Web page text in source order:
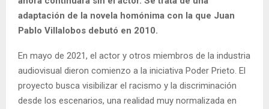
adaptación de la novela homónima con la que Juan
Pablo Villalobos debutó en 2010.
En mayo de 2021, el actor y otros miembros de la industria
audiovisual dieron comienzo a la iniciativa Poder Prieto. El
proyecto busca visibilizar el racismo y la discriminación
desde los escenarios, una realidad muy normalizada en